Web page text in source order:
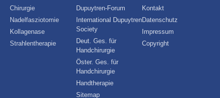
Chirurgie
Nadelfasziotomie
Kollagenase
Strahlentherapie
Dupuytren-Forum
International Dupuytren
Society
Deut. Ges. für
Handchirurgie
Öster. Ges. für
Handchirurgie
Handtherapie
Sitemap
Kontakt
Datenschutz
Impressum
Copyright